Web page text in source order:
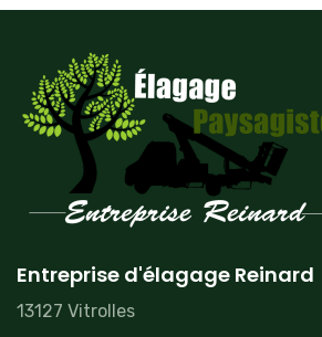
Entreprise d'élagage Reinard
13127 Vitrolles